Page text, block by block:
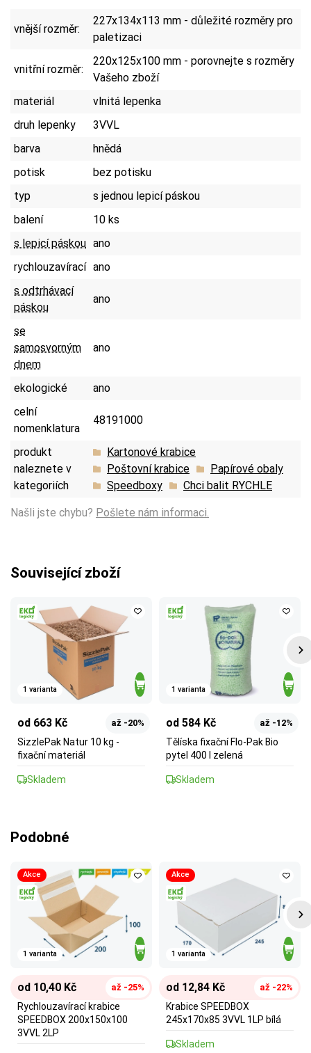
vnější rozměr:
227x134x113 mm - důležité rozměry pro
paletizaci
vnitřní rozměr:
220x125x100 mm - porovnejte s rozměry
Vašeho zboží
materiál
vlnitá lepenka
druh lepenky
3VVL
barva
hnědá
potisk
bez potisku
typ
s jednou lepicí páskou
balení
10 ks
s lepicí páskou ano
rychlouzavírací ano
s odtrhávací
páskou
ano
se
samosvorným
dnem
ano
ekologické
ano
celní
nomenklatura
48191000
produkt
naleznete v
kategoriích
Kartonové krabice
Poštovní krabice
Papírové obaly
Speedboxy
Chci balit RYCHLE
Našli jste chybu? Pošlete nám informaci.
Související zboží
1 varianta
od 663 Kč až -20%
SizzlePak Natur 10 kg -
fixační materiál
Skladem
1 varianta
od 584 Kč až -12%
Tělíska fixační Flo-Pak Bio
pytel 400 l zelená
Skladem
Podobné
Akce
1 varianta
od 10,40 Kč až -25%
Rychlouzavírací krabice
SPEEDBOX 200x150x100
3VVL 2LP
Akce
1 varianta
od 12,84 Kč až -22%
Krabice SPEEDBOX
245x170x85 3VVL 1LP bílá
Skladem